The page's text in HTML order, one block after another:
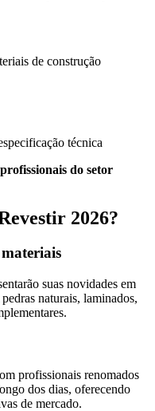
de construção
técnica
do setor
2026?
suas novidades em
naturais, laminados,
profissionais renomados
dos dias, oferecendo
de mercado.